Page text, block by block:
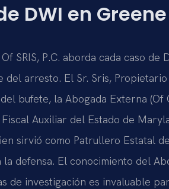
DWI en
SRIS, P.C. aborda cada caso
del arresto. El Sr. Sris,
bufete, la Abogada Externa
Auxiliar del Estado de
sirvió como Patrullero Estatal
la defensa. El conocimiento del
de investigación es invaluable